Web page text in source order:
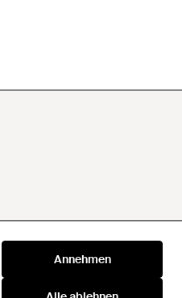
Annehmen